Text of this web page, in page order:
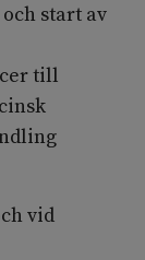
start av
till
vid